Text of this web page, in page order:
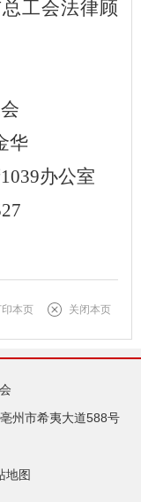
工会法律顾
华
1039办公室
本页 关闭本页
州市希夷大道588号
地图